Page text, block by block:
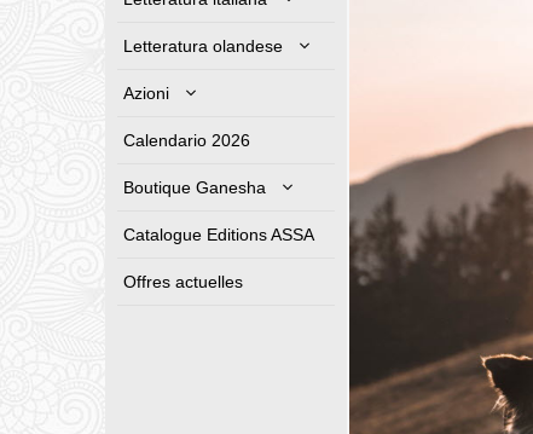
Letteratura olandese
Azioni
Calendario 2026
Boutique Ganesha
Catalogue Editions ASSA
Offres actuelles